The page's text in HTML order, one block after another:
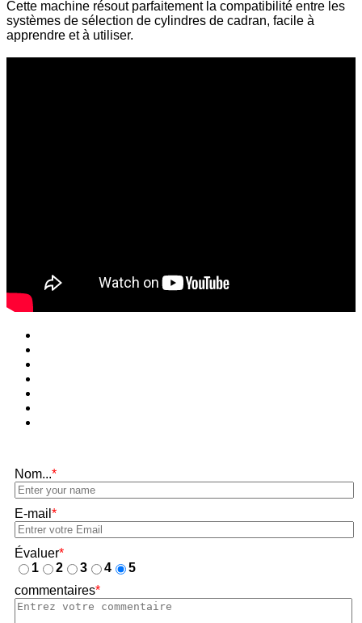
Cette machine résout parfaitement la compatibilité entre les
systèmes de sélection de cylindres de cadran, facile à
apprendre et à utiliser.
Nom...*
E-mail *
Évaluer*
1
2 3 4
5
commentaires*